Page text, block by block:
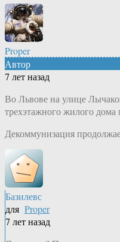
Proper
Автор
7 лет назад
Во Львове на улице
трехэтажного жилого дома
Декоммунизация
Базилевс
для Proper
7 лет назад